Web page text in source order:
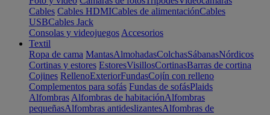
Cables Cables HDMICables de alimentaciónCables
USBCables Jack
Consolas y videojuegos Accesorios
Textil
Ropa de cama MantasAlmohadasColchasSábanasNórdicos
Cortinas y estores EstoresVisillosCortinasBarras de cortina
Cojines RellenoExteriorFundasCojín con relleno
Complementos para sofás Fundas de sofásPlaids
Alfombras Alfombras de habitaciónAlfombras
pequeñasAlfombras antideslizantesAlfombras de